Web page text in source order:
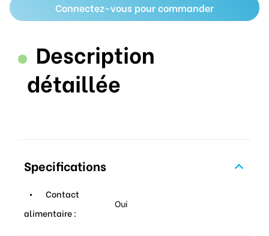
Connectez-vous pour commander
Description
détaillée
Specifications
Contact
alimentaire :
Oui